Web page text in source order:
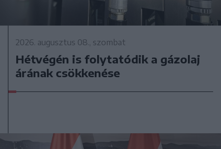
2026. augusztus 08., szombat
Hétvégén is folytatódik a gázolaj
árának csökkenése